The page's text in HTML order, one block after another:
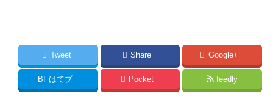
Tweet Share Google+
B! はてブ Pocket feedly